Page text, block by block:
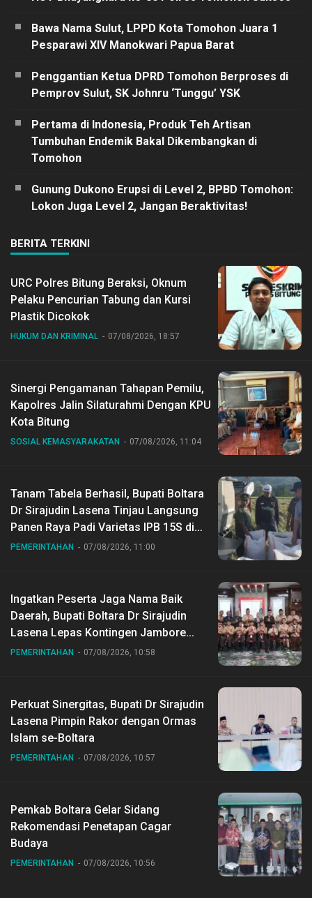
Bawa Nama Sulut, LPPD Kota Tomohon Juara 1
Pesparawi XIV Manokwari Papua Barat
Penggantian Ketua DPRD Tomohon Berproses di
Pemprov Sulut, SK Johnru ‘Tunggu’ YSK
Pertama di Indonesia, Produk Teh Artisan
Tumbuhan Endemik Bakal Dikembangkan di
Tomohon
Gunung Dukono Erupsi di Level 2, BPBD Tomohon:
Lokon Juga Level 2, Jangan Beraktivitas!
BERITA TERKINI
URC Polres Bitung Beraksi, Oknum
Pelaku Pencurian Tabung dan Kursi
Plastik Dicokok
HUKUM DAN KRIMINAL 07/08/2026, 18:57
Sinergi Pengamanan Tahapan Pemilu,
Kapolres Jalin Silaturahmi Dengan KPU
Kota Bitung
SOSIAL KEMASYARAKATAN 07/08/2026, 11:04
Tanam Tabela Berhasil, Bupati Boltara
Dr Sirajudin Lasena Tinjau Langsung
Panen Raya Padi Varietas IPB 15S di
Desa Gihang
PEMERINTAHAN 07/08/2026, 11:00
Ingatkan Peserta Jaga Nama Baik
Daerah, Bupati Boltara Dr Sirajudin
Lasena Lepas Kontingen Jambore
Nasional ke XII di Buperta Cibubur
PEMERINTAHAN 07/08/2026, 10:58
Perkuat Sinergitas, Bupati Dr Sirajudin
Lasena Pimpin Rakor dengan Ormas
Islam se-Boltara
PEMERINTAHAN 07/08/2026, 10:57
Pemkab Boltara Gelar Sidang
Rekomendasi Penetapan Cagar
Budaya
PEMERINTAHAN 07/08/2026, 10:56